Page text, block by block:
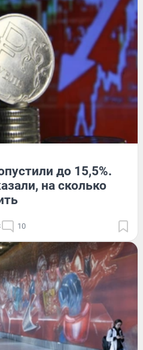
до 15,5%.
на сколько
10